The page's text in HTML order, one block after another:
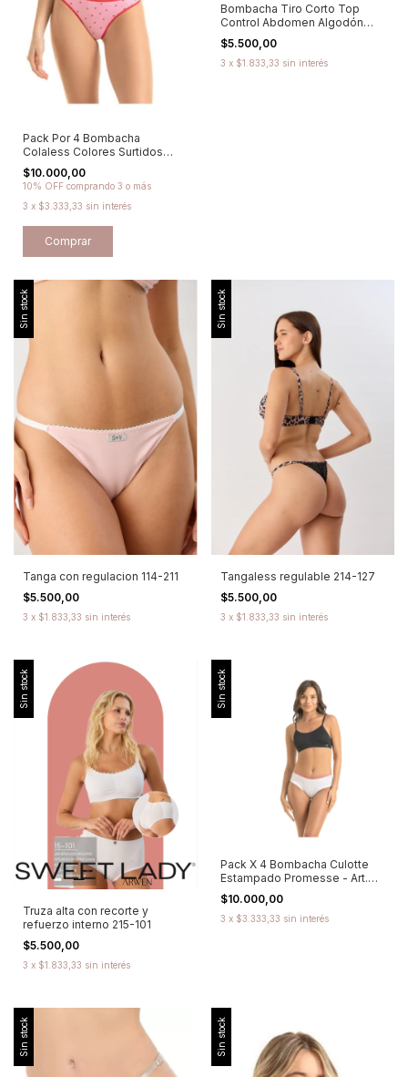
Pack Por 4 Bombacha
Colaless Colores Surtidos
Promesse
$10.000,00
10% OFF comprando 3 o más
3 x $3.333,33 sin interés
Comprar
Bombacha Tiro Corto Top
Control Abdomen Algodón
Cocot - 6141
$5.500,00
3 x $1.833,33 sin interés
Sin stock
Tanga con regulacion 114-211
$5.500,00
3 x $1.833,33 sin interés
Sin stock
Tangaless regulable 214-127
$5.500,00
3 x $1.833,33 sin interés
Sin stock
Truza alta con recorte y
refuerzo interno 215-101
$5.500,00
3 x $1.833,33 sin interés
Sin stock
Pack X 4 Bombacha Culotte
Estampado Promesse - Art.
76313
$10.000,00
3 x $3.333,33 sin interés
Sin stock Sin stock